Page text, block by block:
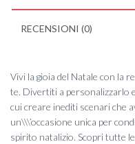
RECENSIONI (0)
Vivi la gioia del Natale con la
te. Divertiti a personalizzarlo
cui creare inediti scenari che
un\\\’occasione unica per
spirito natalizio. Scopri tutte